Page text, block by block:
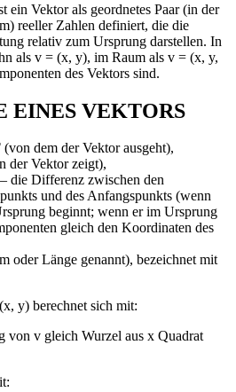
ein Vektor als geordnetes Paar (in der
reeller Zahlen definiert, die die
relativ zum Ursprung darstellen. In
als v = (x, y), im Raum als v = (x, y,
des Vektors sind.
EINES VEKTORS
(von dem der Vektor ausgeht),
der Vektor zeigt),
– die Differenz zwischen den
und des Anfangspunkts (wenn
beginnt; wenn er im Ursprung
gleich den Koordinaten des
oder Länge genannt), bezeichnet mit
y) berechnet sich mit:
von v gleich Wurzel aus x Quadrat